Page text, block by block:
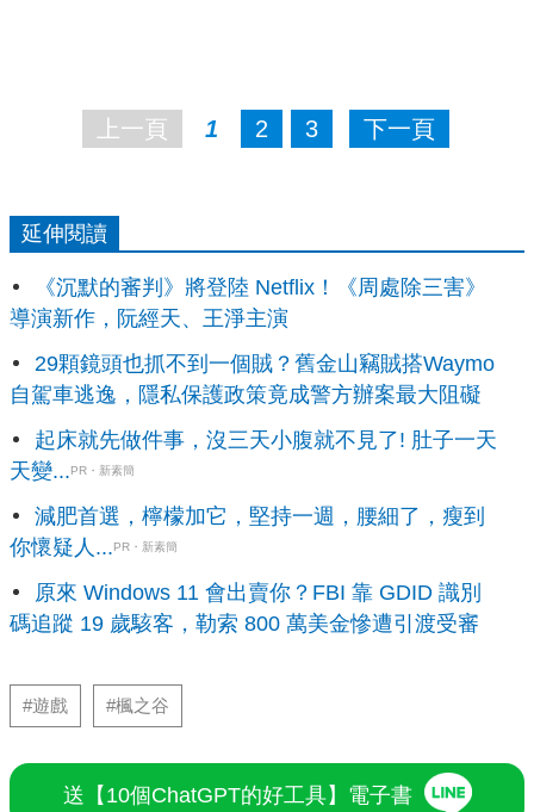
上一頁 1 2 3 下一頁
延伸閱讀
《沉默的審判》將登陸 Netflix！《周處除三害》
導演新作，阮經天、王淨主演
29顆鏡頭也抓不到一個賊？舊金山竊賊搭Waymo
自駕車逃逸，隱私保護政策竟成警方辦案最大阻礙
起床就先做件事，沒三天小腹就不見了! 肚子一天
天變...PR・新素簡
減肥首選，檸檬加它，堅持一週，腰細了，瘦到
你懷疑人...PR・新素簡
原來 Windows 11 會出賣你？FBI 靠 GDID 識別
碼追蹤 19 歲駭客，勒索 800 萬美金慘遭引渡受審
#遊戲 #楓之谷
送【10個ChatGPT的好工具】電子書